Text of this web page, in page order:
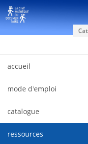
跳转到内容
accueil
mode d'emploi
catalogue
ressources